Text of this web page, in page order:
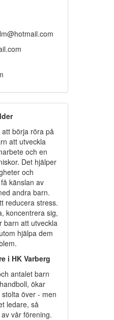
börja röra på
att utveckla
och en
Det hjälper
och
känslan av
andra barn.
reducera stress.
koncentrera sig,
barn att utveckla
hjälpa dem
i HK Varberg
antalet barn
ökar
över - men
ledare, så
vår förening.